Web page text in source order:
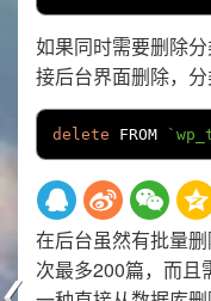
如果同时需要删除
接后台界面删除，分
delete FROM
在后台虽然有批量
次最多200篇，而且